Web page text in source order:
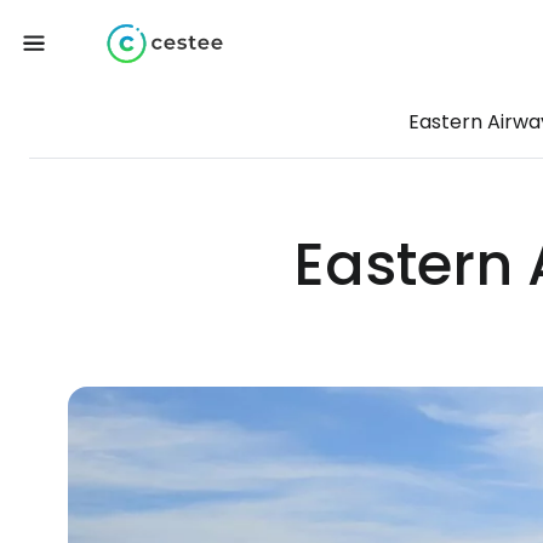
Eastern